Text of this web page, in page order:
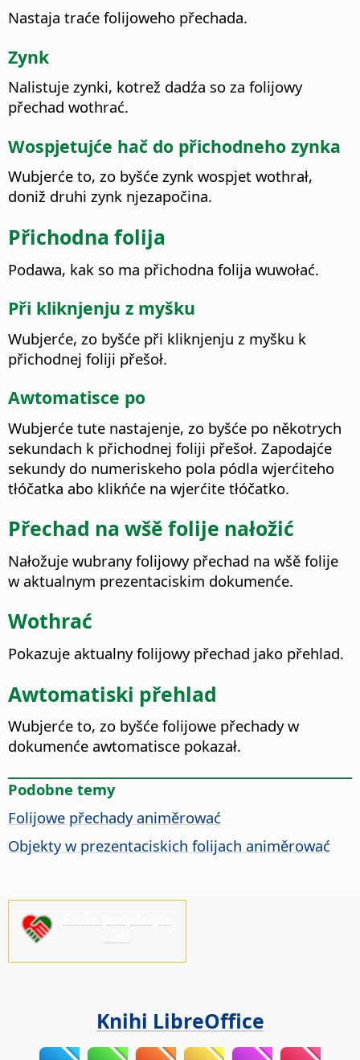
Nastaja traće folijoweho přechada.
Zynk
Nalistuje zynki, kotrež dadźa so za folijowy
přechad wothrać.
Wospjetujće hač do přichodneho zynka
Wubjerće to, zo byšće zynk wospjet wothrał,
doniž druhi zynk njezapočina.
Přichodna folija
Podawa, kak so ma přichodna folija wuwołać.
Při kliknjenju z myšku
Wubjerće, zo byšće při kliknjenju z myšku k
přichodnej foliji přešoł.
Awtomatisce po
Wubjerće tute nastajenje, zo byšće po někotrych
sekundach k přichodnej foliji přešoł. Zapodajće
sekundy do numeriskeho pola pódla wjerćiteho
tłóčatka abo klikńće na wjerćite tłóčatko.
Přechad na wšě folije nałožić
Nałožuje wubrany folijowy přechad na wšě folije
w aktualnym prezentaciskim dokumenće.
Wothrać
Pokazuje aktualny folijowy přechad jako přehlad.
Awtomatiski přehlad
Wubjerće to, zo byšće folijowe přechady w
dokumenće awtomatisce pokazał.
Podobne temy
Folijowe přechady animěrować
Objekty w prezentaciskich folijach animěrować
Knihi LibreOffice